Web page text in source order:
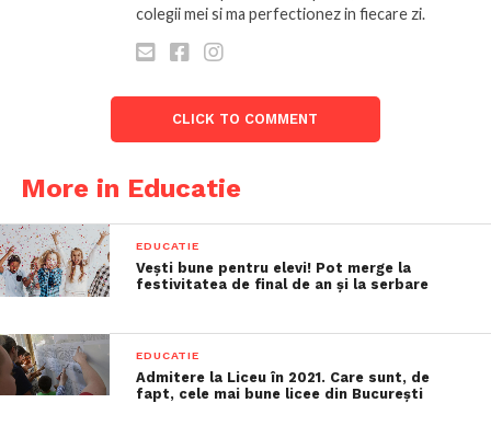
colegii mei si ma perfectionez in fiecare zi.
CLICK TO COMMENT
More in Educatie
EDUCATIE
Vești bune pentru elevi! Pot merge la
festivitatea de final de an și la serbare
EDUCATIE
Admitere la Liceu în 2021. Care sunt, de
fapt, cele mai bune licee din București